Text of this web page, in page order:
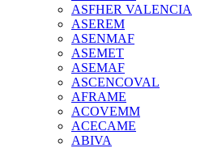
ASFHER VALENCIA
ASEREM
ASENMAF
ASEMET
ASEMAF
ASCENCOVAL
AFRAME
ACOVEMM
ACECAME
ABIVA